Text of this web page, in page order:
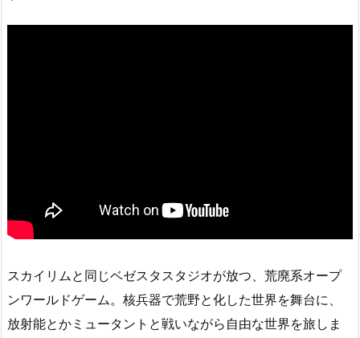
スカイリムと同じベゼスタスタジオが放つ、荒廃系オープ
ンワールドゲーム。核兵器で荒野と化した世界を舞台に、
放射能とかミュータントと戦いながら自由な世界を旅しま